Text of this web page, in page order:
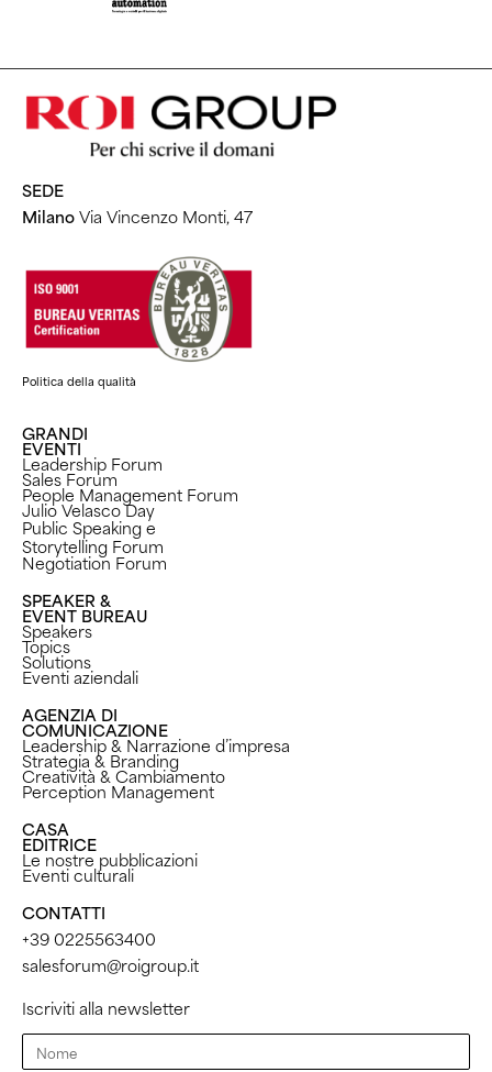
SEDE
MilanoVia Vincenzo Monti, 47
Politica della qualità
GRANDI
EVENTI
Leadership Forum
Sales Forum
People Management Forum
Julio Velasco Day
Public Speaking e
Storytelling Forum
Negotiation Forum
SPEAKER &
EVENT BUREAU
Speakers
Topics
Solutions
Eventi aziendali
AGENZIA DI
COMUNICAZIONE
Leadership & Narrazione d’impresa
Strategia & Branding
Creatività & Cambiamento
Perception Management ​
CASA
EDITRICE
Le nostre pubblicazioni
Eventi culturali
CONTATTI
+39 0225563400
salesforum@roigroup.it
Iscriviti alla newsletter